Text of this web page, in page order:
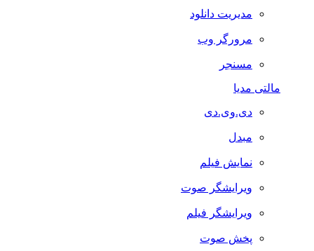
مدیریت دانلود
مرورگر وب
مسنجر
مالتی مدیا
دی.وی.دی
مبدل
نمایش فیلم
ویرایشگر صوت
ویرایشگر فیلم
پخش صوت